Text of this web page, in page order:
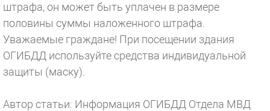
штрафа, он может быть уплачен в размере
половины суммы наложенного штрафа.
Уважаемые граждане! При посещении здания
ОГИБДД используйте средства индивидуальной
защиты (маску).
Автор статьи: Информация ОГИБДД Отдела МВД